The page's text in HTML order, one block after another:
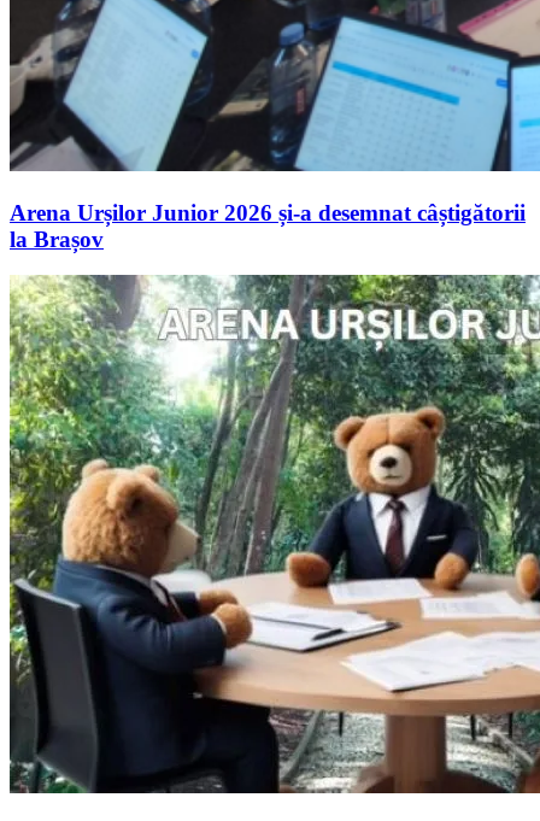
Arena Urșilor Junior 2026 și-a desemnat câștigătorii
la Brașov